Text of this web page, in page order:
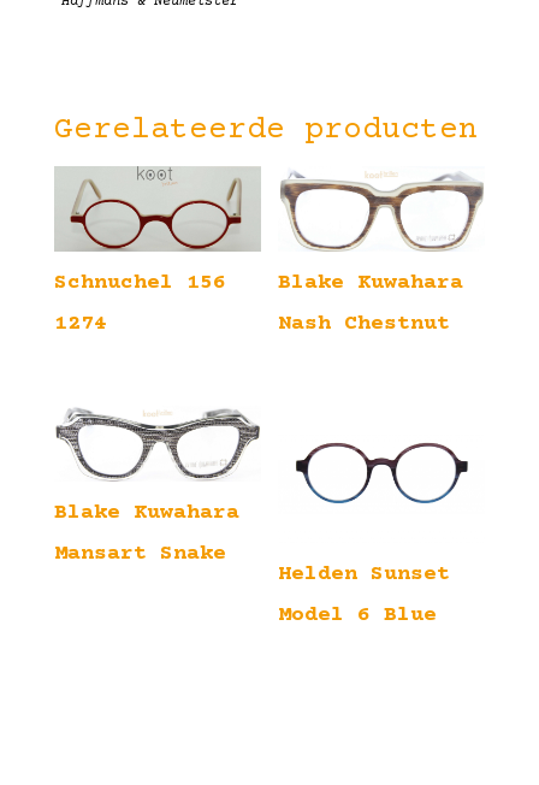
Gerelateerde producten
Schnuchel 156
1274
Blake Kuwahara
Nash Chestnut
Blake Kuwahara
Mansart Snake
Helden Sunset
Model 6 Blue